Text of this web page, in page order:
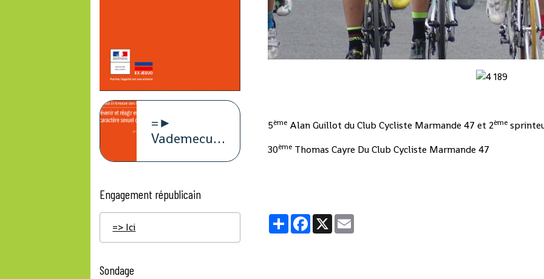
5èmeAlan Guillot du Club Cycliste Marmande 47 et 2ème
30èmeThomas Cayre Du Club Cycliste Marmande 47
PartagerFacebook
X Email
=►
Vademecum
Engagement républicain
=> Ici
Sondage